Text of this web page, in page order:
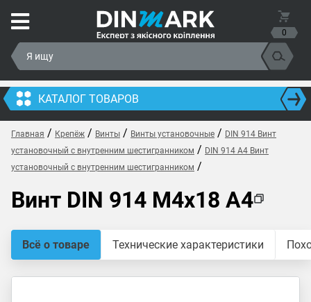
0
КАТАЛОГ ТОВАРОВ
Главная / Крепёж / Винты / Винты установочные / DIN 914 Винт
установочный с внутренним шестигранником / DIN 914 A4 Винт
установочный с внутренним шестигранником /
Винт DIN 914 M4x18 A4
Всё о товаре Технические характеристики